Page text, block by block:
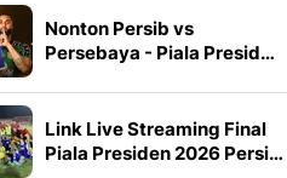
Nonton Persib vs
Persebaya - Piala Presid…
Link Live Streaming Final
Piala Presiden 2026 Persi…